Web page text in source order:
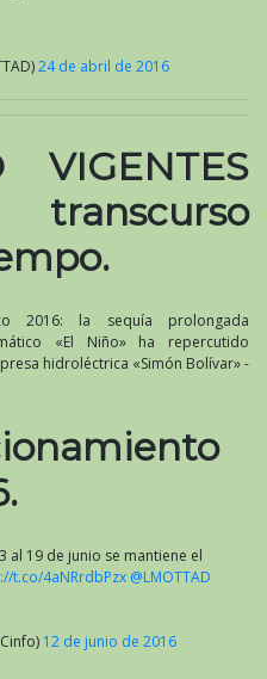
24 de abril de 2016
VIGENTES
2016: la sequía prolongada
«El Niño» ha repercutido
hidroléctrica «Simón Bolívar» -
al 19 de junio se mantiene el
t.co/4aNRrdbPzx @LMOTTAD
12 de junio de 2016